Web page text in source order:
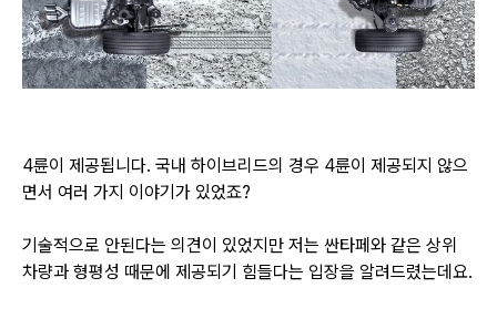
4륜이 제공됩니다. 국내 하이브리드의 경우 4륜이 제공되지 않으
면서 여러 가지 이야기가 있었죠?
기술적으로 안된다는 의견이 있었지만 저는 싼타페와 같은 상위
차량과 형평성 때문에 제공되기 힘들다는 입장을 알려드렸는데요.